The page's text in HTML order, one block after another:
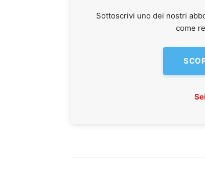
Sottoscrivi uno dei nostri
come